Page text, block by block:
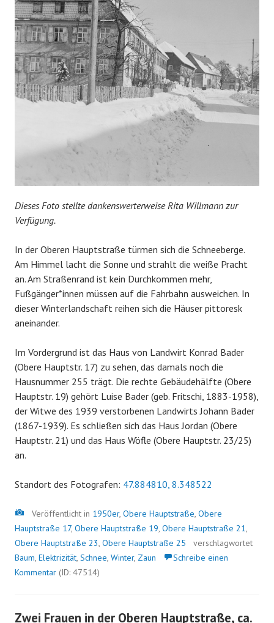
Dieses Foto stellte dankenswerterweise Rita Willmann zur
Verfügung.
In der Oberen Hauptstraße türmen sich die Schneeberge.
Am Himmel lacht die Sonne und strahlt die weiße Pracht
an. Am Straßenrand ist kein Durchkommen mehr,
Fußgänger*innen müssen auf die Fahrbahn ausweichen. In
dieser Winterlandschaft reihen sich die Häuser pittoresk
aneinander.
Im Vordergrund ist das Haus von Landwirt Konrad Bader
(Obere Hauptstr. 17) zu sehen, das damals noch die
Hausnummer 255 trägt. Die rechte Gebäudehälfte (Obere
Hauptstr. 19) gehört Luise Bader (geb. Fritschi, 1883-1958),
der Witwe des 1939 verstorbenen Landwirts Johann Bader
(1867-1939). Es schließen sich das Haus Jordan (Obere
Hauptstr. 21) und das Haus Wöfle (Obere Hauptstr. 23/25)
an.
Standort des Fotografen: 47.884810, 8.348522
Bild
Veröffentlicht in 1950er, Obere Hauptstraße, Obere
Hauptstraße 17, Obere Hauptstraße 19, Obere Hauptstraße 21,
Obere Hauptstraße 23, Obere Hauptstraße 25
verschlagwortet
Baum, Elektrizität, Schnee, Winter, Zaun
Schreibe einen
Kommentar (ID: 47514)
Zwei Frauen in der Oberen Hauptstraße, ca.